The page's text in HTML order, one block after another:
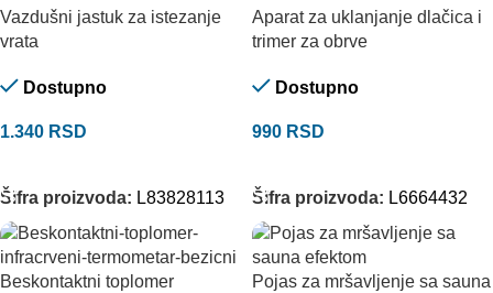
Vazdušni jastuk za istezanje
vrata
Dostupno
1.340 RSD
Šifra proizvoda: L83828113
Aparat za uklanjanje dlačica i
trimer za obrve
Dostupno
990 RSD
Šifra proizvoda: L6664432
Beskontaktni toplomer
Pojas za mršavljenje sa sauna